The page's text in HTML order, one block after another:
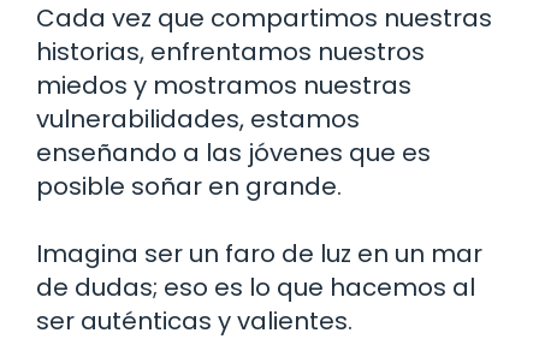
Cada vez que compartimos nuestras
historias, enfrentamos nuestros
miedos y mostramos nuestras
vulnerabilidades, estamos
enseñando a las jóvenes que es
posible soñar en grande.
Imagina ser un faro de luz en un mar
de dudas; eso es lo que hacemos al
ser auténticas y valientes.